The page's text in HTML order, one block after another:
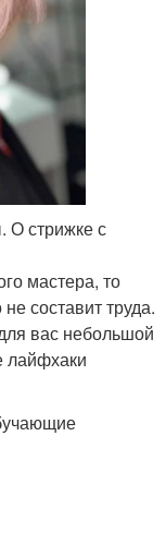
О стрижке с
мастера, то
составит труда.
вас небольшой
лайфхаки